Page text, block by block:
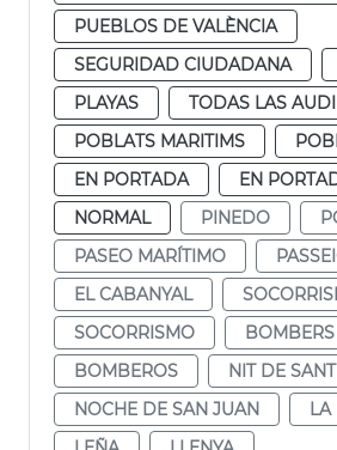
PUEBLOS DE VALÈNCIA
SEGURIDAD CIUDADANA
PLAYAS
TODAS LAS
POBLATS MARITIMS
EN PORTADA
EN
NORMAL
PINEDO
PASEO MARÍTIMO
EL CABANYAL
SOCORRISMO
BOMBERS
BOMBEROS
NIT DE
NOCHE DE SAN JUAN
LA